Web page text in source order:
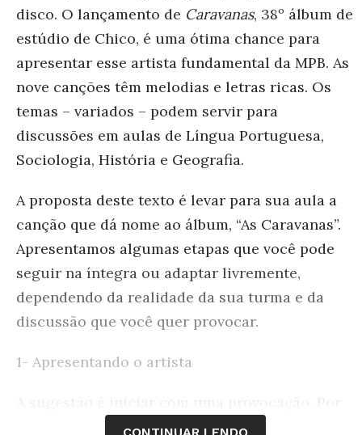
disco. O lançamento de Caravanas, 38º álbum de
estúdio de Chico, é uma ótima chance para
apresentar esse artista fundamental da MPB. As
nove canções têm melodias e letras ricas. Os
temas – variados – podem servir para
discussões em aulas de Língua Portuguesa,
Sociologia, História e Geografia.
A proposta deste texto é levar para sua aula a
canção que dá nome ao álbum, “As Caravanas”.
Apresentamos algumas etapas que você pode
seguir na íntegra ou adaptar livremente,
dependendo da realidade da sua turma e da
discussão que você quer provocar.
1- Apresentando o artista
incrível que pareça, a maioria dos alunos de